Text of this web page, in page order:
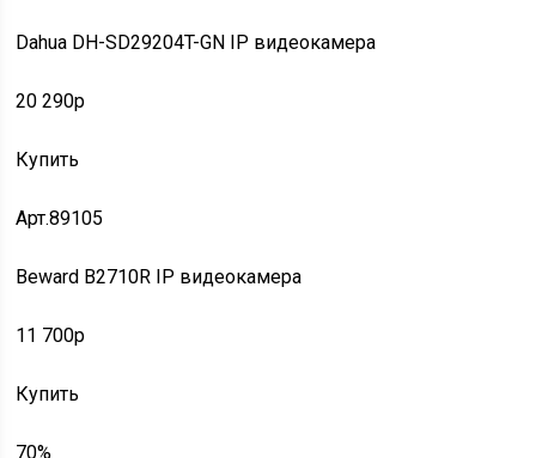
Dahua DH-SD29204T-GN IP видеокамера
20 290p
Купить
Арт.89105
Beward B2710R IP видеокамера
11 700p
Купить
70%